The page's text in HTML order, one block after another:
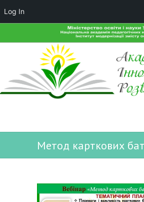
Метод карткових
Log In